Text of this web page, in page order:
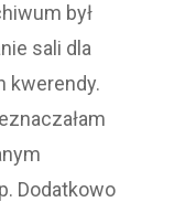
był
sali dla
kwerendy.
Dodatkowo